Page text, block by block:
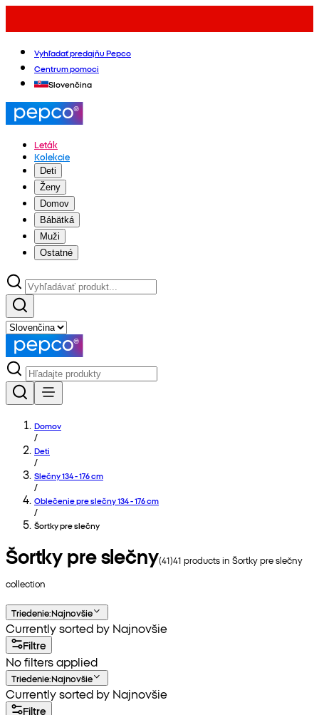
Vyhľadať predajňu Pepco
Centrum pomoci
Slovenčina
Leták
Kolekcie
Deti
Ženy
Domov
Bábätká
Muži
Ostatné
Domov
/
Deti
/
Slečny 134 - 176 cm
/
Oblečenie pre slečny 134 - 176 cm
/
Šortky pre slečny
Šortky pre slečny(41)41 products in Šortky pre slečny
collection
Triedenie:Najnovšie
Currently sorted by Najnovšie
Filtre
No filters applied
Triedenie:Najnovšie
Currently sorted by Najnovšie
Filtre